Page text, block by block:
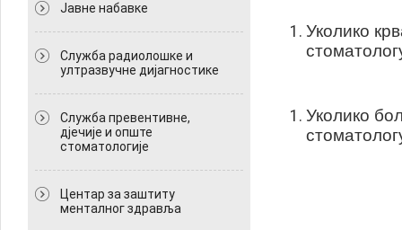
Јавне набавке
Служба радиолошке и
ултразвучне дијагностике
Служба превентивне,
дјечије и опште
стоматологије
Центар за заштиту
менталног здравља
Уколико
Уколико